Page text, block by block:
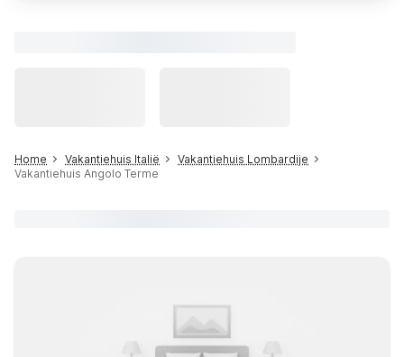
Home Vakantiehuis Italië
Vakantiehuis Lombardije
Vakantiehuis Angolo Terme